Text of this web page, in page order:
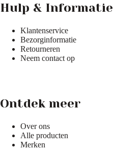
Hulp & Informatie
Klantenservice
Bezorginformatie
Retourneren
Neem contact op
Ontdek meer
Over ons
Alle producten
Merken